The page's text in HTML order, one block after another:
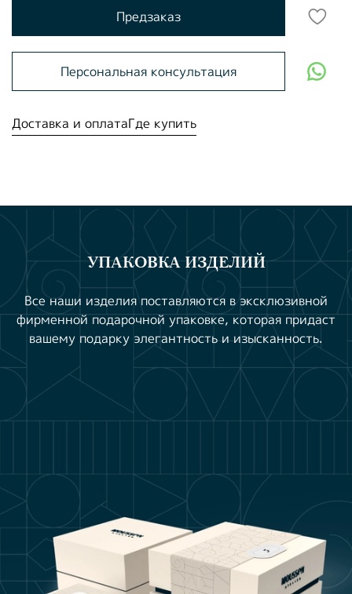
Предзаказ
Персональная консультация
Доставка и оплатаГде купить
УПАКОВКА ИЗДЕЛИЙ
Все наши изделия поставляются в эксклюзивной
фирменной подарочной упаковке, которая придаст
вашему подарку элегантность и изысканность.